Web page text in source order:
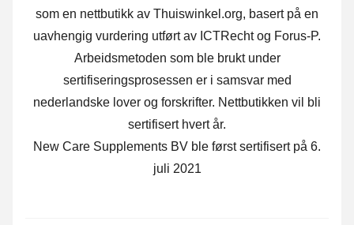
som en nettbutikk av Thuiswinkel.org, basert på en
uavhengig vurdering utført av ICTRecht og Forus-P.
Arbeidsmetoden som ble brukt under
sertifiseringsprosessen er i samsvar med
nederlandske lover og forskrifter. Nettbutikken vil bli
sertifisert hvert år.
New Care Supplements BV ble først sertifisert på 6.
juli 2021